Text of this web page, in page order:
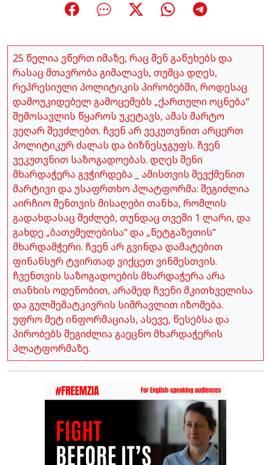
25 წელია ვწერთ იმაზე, რაც შენ გაწუხებს და
რასაც მთავრობა გიმალავს, თუმცა დღეს,
რეპრესიული პოლიტიკის პირობებში, როდესაც
დამოუკიდებელ გამოცემებს „ქართული ოცნება“
შემოსავლის წყაროს უკეტავს, ამას მარტო
ვეღარ შევძლებთ. ჩვენ არ ვეკუთვნით არცერთ
პოლიტიკურ ძალას და ბიზნესჯგუფს. ჩვენ
ვეკუთვნით საზოგადოებას. დღეს შენი
მხარდაჭერა გვჭირდება _ ამისთვის შევქმენით
მარტივი და უსაფრთხო პლატფორმა: შეგიძლია
აირჩიო შენთვის მისაღები თანხა, რომლის
გადახდასაც შეძლებ, თუნდაც თვეში 1 ლარი, და
გახდე „ბათუმელებისა“ და „ნეტგაზეთის“
მხარდამჭერი. ჩვენ არ გვინდა დამატებით
ფინანსურ ტვირთად ვიქცეთ ვინმესთვის.
ჩვენთვის საზოგადოების მხარდაჭერა არა
თანხის ოდენობით, არამედ ჩვენი მკითხველისა
და გულშემატკივრის სიმრავლით იზომება.
უფრო მეტ ინფორმაციას, ასევე, წესებსა და
პირობებს შეგიძლია გაეცნო მხარდაჭერის
პლატფორმაზე.